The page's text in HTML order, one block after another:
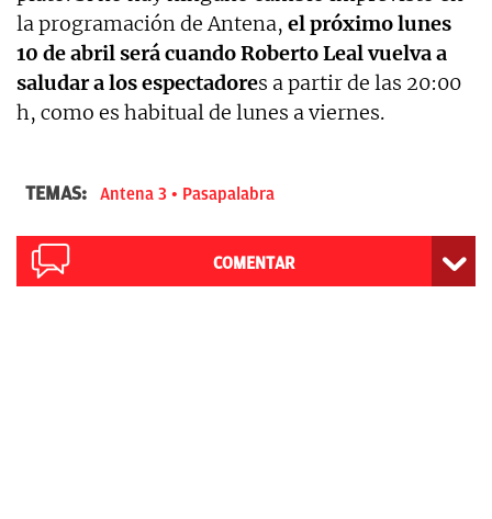
la programación de Antena, el próximo lunes
10 de abril será cuando Roberto Leal vuelva a
saludar a los espectadores a partir de las 20:00
h, como es habitual de lunes a viernes.
TEMAS: Antena 3 Pasapalabra
COMENTAR